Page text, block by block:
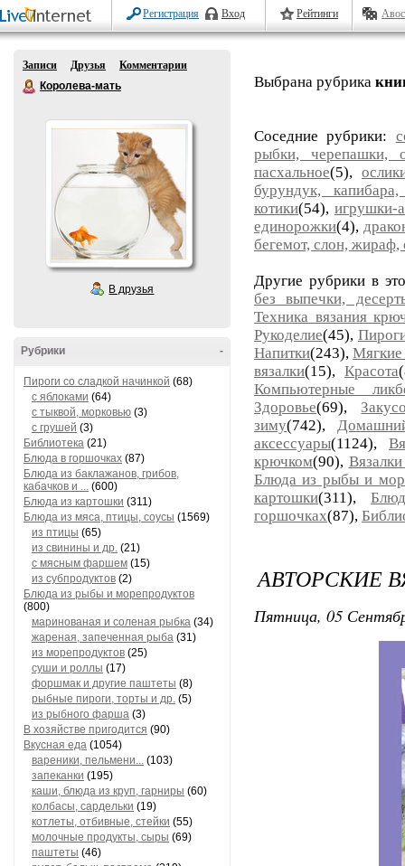
Регистрация Вход Рейтинги
Записи Друзья
Комментарии
Королева-мать
В друзья
-
Рубрики
Пироги со сладкой начинкой (68)
с яблоками (64)
с тыквой, морковью (3)
с грушей (3)
Библиотека (21)
Блюда в горшочках (87)
Блюда из баклажанов, грибов,
кабачков и ... (600)
Блюда из картошки (311)
Блюда из мяса, птицы, соусы (1569)
из птицы (65)
из свинины и др. (21)
с мясным фаршем (15)
из субпродуктов (2)
Блюда из рыбы и морепродуктов
(800)
маринованая и соленая рыбка (34)
жареная, запеченная рыба (31)
из морепродуктов (25)
суши и роллы (17)
форшмак и другие паштеты (8)
рыбные пироги, торты и др. (5)
из рыбного фарша (3)
В хозяйстве пригодится (90)
Вкусная еда (1054)
вареники, пельмени... (103)
запеканки (195)
каши, блюда из круп, гарниры (60)
колбасы, сардельки (19)
котлеты, отбивные, стейки (55)
молочные продукты, сыры (69)
паштеты (46)
Выбрана рубрика
Соседние рубрики:
рыбки, черепашки,
пасхальное(5),
бурундук,
котики(54), игрушки-
единорожки(4),
бегемот, слон, жираф,
Другие рубрики в
без выпечки,
Техника вязания
Рукоделие(45),
Напитки(243),
вязалки(15), Красота
Компьютерные
Здоровье(69),
зиму(742),
аксессуары(1124),
крючком(90),
Блюда из рыбы и
картошки(311),
горшочках(87),
АВТОРСКИЕ
Пятница, 05